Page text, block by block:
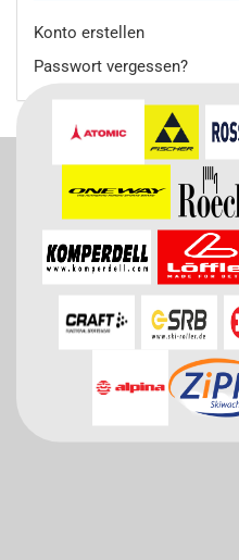
Konto erstellen
Passwort vergessen?